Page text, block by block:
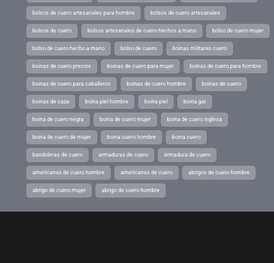
bolsos de cuero artesanales para hombre bolsos de cuero artesanales
bolsos de cuero bolsos artesanales de cuero hechos a mano bolso de cuero mujer
bolso de cuero hecho a mano bolso de cuero boinas militares cuero
boinas de cuero precios boinas de cuero para mujer boinas de cuero para hombre
boinas de cuero para caballeros boinas de cuero hombre boinas de cuero
boinas de caza boina piel hombre boina piel boina gar
boina de cuero negra boina de cuero mujer boina de cuero inglesa
boina de cuero de mujer boina cuero hombre boina cuero
bandoleras de cuero armaduras de cuero armadura de cuero
americanas de cuero hombre americanas de cuero abrigos de cuero hombre
abrigo de cuero mujer abrigo de cuero hombre